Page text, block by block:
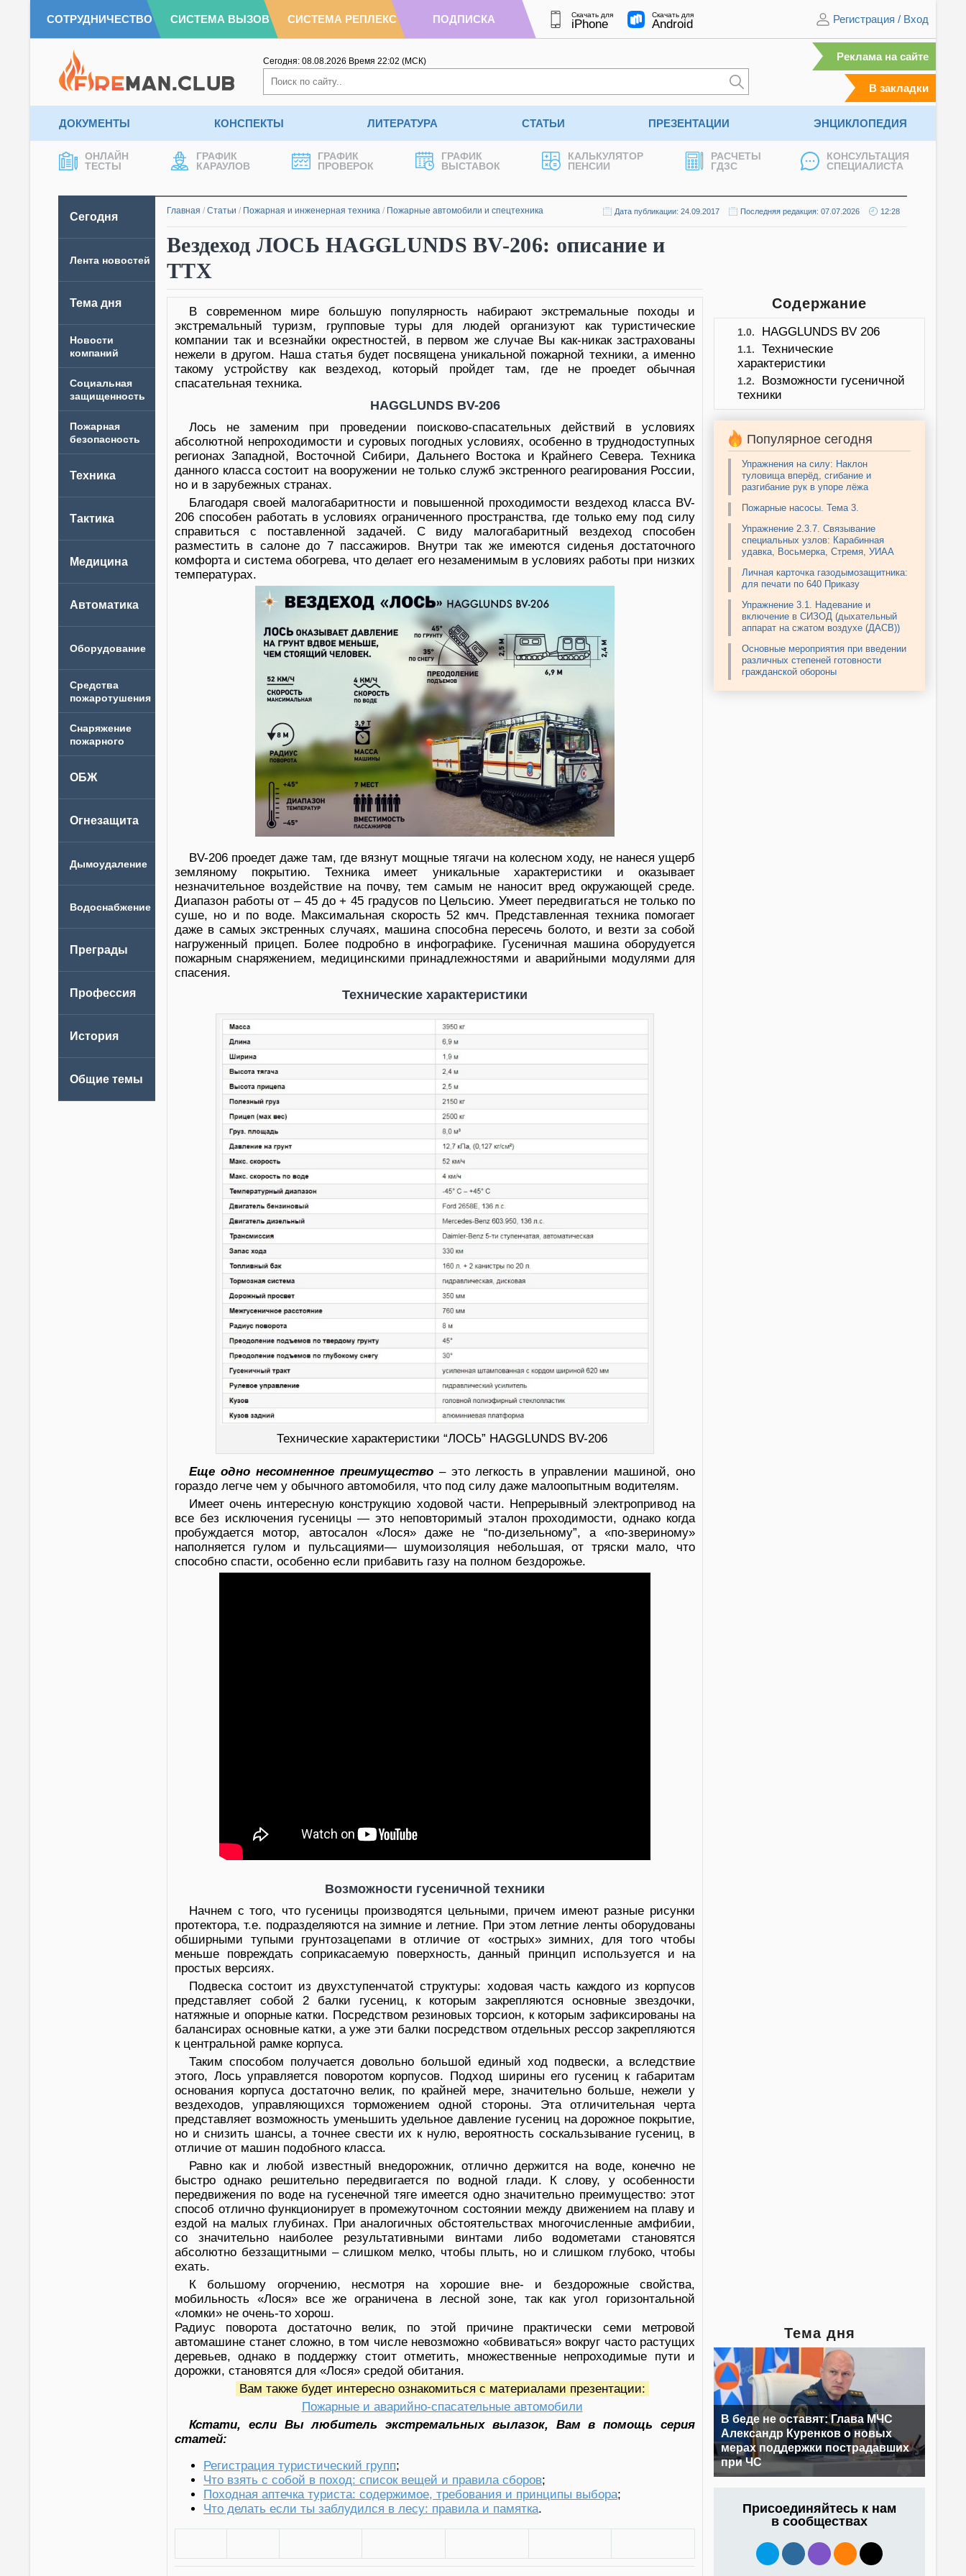
СОТРУДНИЧЕСТВО СИСТЕМА ВЫЗОВ СИСТЕМА РЕПЛЕКС ПОДПИСКА Скачать для
iPhone
Скачать для
Android Регистрация / Вход
Сегодня: 08.08.2026 Время 22:02 (МСК) Реклама на сайте
В закладки
ДОКУМЕНТЫ КОНСПЕКТЫ ЛИТЕРАТУРА СТАТЬИ ПРЕЗЕНТАЦИИ ЭНЦИКЛОПЕДИЯ
ОНЛАЙН
ТЕСТЫ
ГРАФИК
КАРАУЛОВ
ГРАФИК
ПРОВЕРОК
ГРАФИК
ВЫСТАВОК
КАЛЬКУЛЯТОР
ПЕНСИИ
РАСЧЕТЫ
ГДЗС
КОНСУЛЬТАЦИЯ
СПЕЦИАЛИСТА
Сегодня
Лента новостей
Тема дня
Новости
компаний
Главная / Статьи / Пожарная и инженерная техника / Пожарные автомобили и спецтехника Дата публикации: 24.09.2017 Последняя редакция: 07.07.2026 12:28
Вездеход ЛОСЬ HAGGLUNDS BV-206: описание и
ТТХ
В современном мире большую популярность набирают экстремальные походы и
экстремальный туризм, групповые туры для людей организуют как туристические
компании так и всезнайки окрестностей, в первом же случае Вы как-никак застрахованы
нежели в другом. Наша статья будет посвящена уникальной пожарной техники, а именно
такому устройству как вездеход, который пройдет там, где не проедет обычная
спасательная техника.
HAGGLUNDS BV-206
Лось не заменим при проведении поисково-спасательных действий в условиях
абсолютной непроходимости и суровых погодных условиях, особенно в труднодоступных
регионах Западной, Восточной Сибири, Дальнего Востока и Крайнего Севера. Техника
данного класса состоит на вооружении не только служб экстренного реагирования России,
но и в зарубежных странах.
Благодаря своей малогабаритности и повышенной проходимости вездеход класса BV-
206 способен работать в условиях ограниченного пространства, где только ему под силу
справиться с поставленной задачей. С виду малогабаритный вездеход способен
разместить в салоне до 7 пассажиров. Внутри так же имеются сиденья достаточного
комфорта и система обогрева, что делает его незаменимым в условиях работы при низких
температурах.
BV-206 проедет даже там, где вязнут мощные тягачи на колесном ходу, не нанеся ущерб
земляному покрытию. Техника имеет уникальные характеристики и оказывает
незначительное воздействие на почву, тем самым не наносит вред окружающей среде.
Диапазон работы от – 45 до + 45 градусов по Цельсию. Умеет передвигаться не только по
суше, но и по воде. Максимальная скорость 52 кмч. Представленная техника помогает
даже в самых экстренных случаях, машина способна пересечь болото, и везти за собой
нагруженный прицеп. Более подробно в инфографике. Гусеничная машина оборудуется
пожарным снаряжением, медицинскими принадлежностями и аварийными модулями для
спасения.
Технические характеристики
Технические характеристики “ЛОСЬ” HAGGLUNDS BV-206
Еще одно несомненное преимущество– это легкость в управлении машиной, оно
гораздо легче чем у обычного автомобиля, что под силу даже малоопытным водителям.
Имеет очень интересную конструкцию ходовой части. Непрерывный электропривод на
все без исключения гусеницы — это неповторимый эталон проходимости, однако когда
пробуждается мотор, автосалон «Лося» даже не “по-дизельному”, а «по-звериному»
наполняется гулом и пульсациями— шумоизоляция небольшая, от тряски мало, что
способно спасти, особенно если прибавить газу на полном бездорожье.
Возможности гусеничной техники
Начнем с того, что гусеницы производятся цельными, причем имеют разные рисунки
протектора, т.е. подразделяются на зимние и летние. При этом летние ленты оборудованы
обширными тупыми грунтозацепами в отличие от «острых» зимних, для того чтобы
меньше повреждать соприкасаемую поверхность, данный принцип используется и на
простых версиях.
Подвеска состоит из двухступенчатой структуры: ходовая часть каждого из корпусов
представляет собой 2 балки гусениц, к которым закрепляются основные звездочки,
натяжные и опорные катки. Посредством резиновых торсион, к которым зафиксированы на
балансирах основные катки, а уже эти балки посредством отдельных рессор закрепляются
к центральной рамке корпуса.
Таким способом получается довольно большой единый ход подвески, а вследствие
этого, Лось управляется поворотом корпусов. Подход ширины его гусениц к габаритам
основания корпуса достаточно велик, по крайней мере, значительно больше, нежели у
вездеходов, управляющихся торможением одной стороны. Эта отличительная черта
представляет возможность уменьшить удельное давление гусениц на дорожное покрытие,
но и снизить шансы, а точнее свести их к нулю, вероятность соскальзывание гусениц, в
отличие от машин подобного класса.
Равно как и любой известный внедорожник, отлично держится на воде, конечно не
быстро однако решительно передвигается по водной глади. К слову, у особенности
передвижения по воде на гусенечной тяге имеется одно значительно преимущество: этот
способ отлично функционирует в промежуточном состоянии между движением на плаву и
ездой на малых глубинах. При аналогичных обстоятельствах многочисленные амфибии,
со значительно наиболее результативными винтами либо водометами становятся
абсолютно беззащитными – слишком мелко, чтобы плыть, но и слишком глубоко, чтобы
ехать.
К большому огорчению, несмотря на хорошие вне- и бездорожные свойства,
мобильность «Лося» все же ограничена в лесной зоне, так как угол горизонтальной
«ломки» не очень-то хорош.
Радиус поворота достаточно велик, по этой причине практически семи метровой
автомашине станет сложно, в том числе невозможно «обвиваться» вокруг часто растущих
деревьев, однако в поддержку стоит отметить, множественные непроходимые пути и
дорожки, становятся для «Лося» средой обитания.
Вам также будет интересно ознакомиться с материалами презентации:
Пожарные и аварийно-спасательные автомобили
Кстати, если Вы любитель экстремальных вылазок, Вам в помощь серия
статей:
Регистрация туристический групп;
Что взять с собой в поход: список вещей и правила сборов;
Походная аптечка туриста: содержимое, требования и принципы выбора;
Что делать если ты заблудился в лесу: правила и памятка.
Содержание
1.0. HAGGLUNDS BV 206
1.1.
Технические
характеристики
1.2.
Возможности гусеничной
техники
Популярное сегодня
Упражнения на силу: Наклон
туловища вперёд, сгибание и
разгибание рук в упоре лёжа
Пожарные насосы. Тема 3.
Упражнение 2.3.7. Связывание
специальных узлов: Карабинная
удавка, Восьмерка, Стремя, УИАА
Личная карточка газодымозащитника:
для печати по 640 Приказу
Упражнение 3.1. Надевание и
включение в СИЗОД (дыхательный
аппарат на сжатом воздухе (ДАСВ))
Основные мероприятия при введении
различных степеней готовности
гражданской обороны
Тема дня
В беде не оставят: Глава МЧС
Александр Куренков о новых
мерах поддержки пострадавших
при ЧС
Присоединяйтесь к нам
в сообществах